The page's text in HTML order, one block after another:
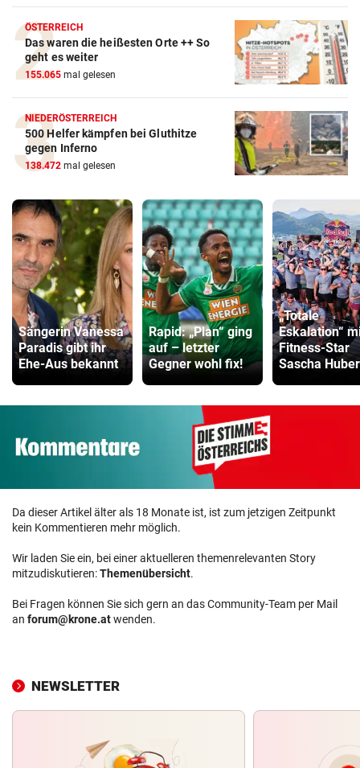
ÖSTERREICH
Das waren die heißesten Orte ++ So
geht es weiter
155.065 mal gelesen
NIEDERÖSTERREICH
500 Helfer kämpfen bei Gluthitze
gegen Inferno
138.472 mal gelesen
Sängerin Vanessa
Paradis gibt ihr
Ehe-Aus bekannt
Rapid: „Plan“ ging
auf – letzter
Gegner wohl fix!
„Totale
Eskalation“
Fitness-Star
Sascha Huber
Da dieser Artikel älter als 18 Monate ist, ist zum jetzigen Zeitpunkt
kein Kommentieren mehr möglich.
Wir laden Sie ein, bei einer aktuelleren themenrelevanten Story
mitzudiskutieren:Themenübersicht.
Bei Fragen können Sie sich gern an das Community-Team per Mail
an forum@krone.atwenden.
NEWSLETTER